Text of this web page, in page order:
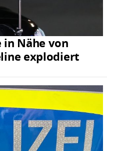
in Nähe von
explodiert